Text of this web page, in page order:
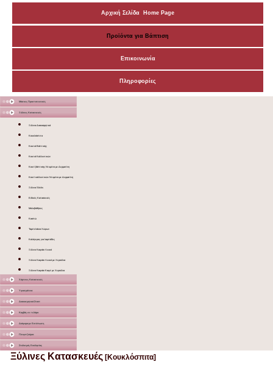
Αρχική Σελίδα Home Page
Προϊόντα για Βάπτιση
Επικοινωνία
Πληροφορίες
Μάσκες Προστατευτικές
Ξύλινες Κατασκευές
Ξύλινα Διακοσμητικά
Κουκλόσπιτα
Κουτιά Βάπτισης
Κουτιά Καλλυντικών
Κουτί βάπτισης Ντυμένο με Δερματίνη
Κουτί καλλυντικών Ντυμένο με Δερματίνη
Ξύλινα Sticks
Ειδικές Κατασκευές
Μολυβοθήκες
Κασπώ
Ταμπελάκια Χώρων
Καλόγερος για λαμπάδες
Ξύλινο Καφάσι Λευκό
Ξύλινο Καφάσι Λευκό με Χερούλια
Ξύλινο Καφάσι Καφέ με Χερούλια
Χάρτινες Κατασκευές
Υφασμάτινα
Διακοσμητικά Σταντ
Καμβάς σε τελάρο
Διάφορα με Εκτύπωση
Γλειφιτζούρια
Στολισμός Εκκλησίας
Ξύλινες Κατασκευές [Κουκλόσπιτα]